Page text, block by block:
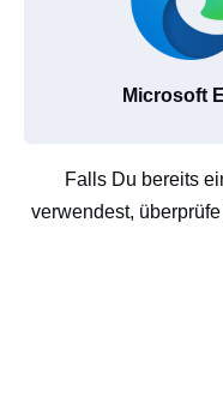
Microsoft
Falls Du bereits
verwendest,